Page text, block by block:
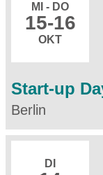
MI - DO
15-16
OKT
Start-up
Berlin
DI